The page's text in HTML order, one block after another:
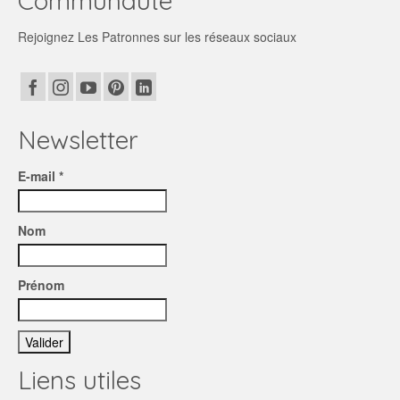
Rejoignez Les Patronnes sur les réseaux sociaux
Newsletter
E-mail *
Nom
Prénom
Liens utiles